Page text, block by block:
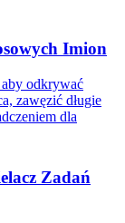
Imion
odkrywać
zawęzić długie
dla
Zadań